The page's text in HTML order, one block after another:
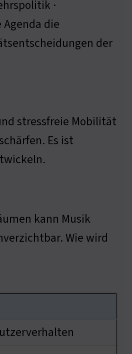
·
die
der
stressfreie Mobilität
Es ist
kann Musik
Wie wird